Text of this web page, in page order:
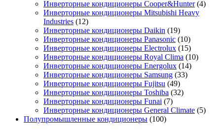
Инверторные кондиционеры Cooper&Hunter (4)
Инверторные кондиционеры Mitsubishi Heavy
Industries (12)
Инверторные кондиционеры Daikin (19)
Инверторные кондиционеры Panasonic (10)
Инверторные кондиционеры Electrolux (15)
Инверторные кондиционеры Royal Clima (10)
Инверторные кондиционеры Energolux (14)
Инверторные кондиционеры Samsung (33)
Инверторные кондиционеры Fujitsu (49)
Инверторные кондиционеры Toshiba (32)
Инверторные кондиционеры Funai (7)
Инверторные кондиционеры General Climate (5)
Полупромышленные кондиционеры (100)